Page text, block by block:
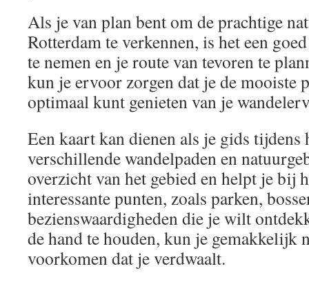
Als je van plan bent om de prachtige
Rotterdam te verkennen, is het een
te nemen en je route van tevoren te
kun je ervoor zorgen dat je de mooiste
optimaal kunt genieten van je
Een kaart kan dienen als je gids tijdens
verschillende wandelpaden en
overzicht van het gebied en helpt je bij
interessante punten, zoals parken,
bezienswaardigheden die je wilt
de hand te houden, kun je gemakkelijk
voorkomen dat je verdwaalt.